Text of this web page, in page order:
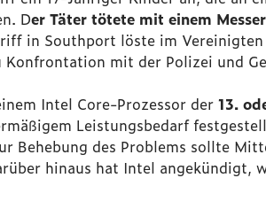
Der Täter tötete mit einem
in Southport löste im
Konfrontation mit der Polizei und
Intel Core-Prozessor der 13.
Leistungsbedarf
Behebung des Problems sollte
hinaus hat Intel angekündigt,